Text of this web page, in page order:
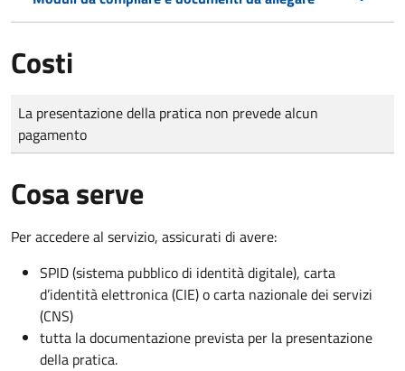
Costi
Tipo di pagamento
Importo
La presentazione della pratica non prevede alcun
pagamento
Cosa serve
Per accedere al servizio, assicurati di avere:
SPID (sistema pubblico di identità digitale), carta
d’identità elettronica (CIE) o carta nazionale dei servizi
(CNS)
tutta la documentazione prevista per la presentazione
della pratica.